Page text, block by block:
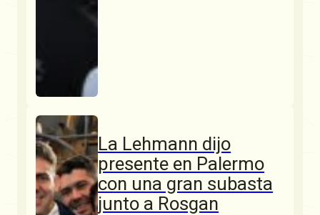
La Lehmann dijo
presente en Palermo
con una gran subasta
junto a Rosgan